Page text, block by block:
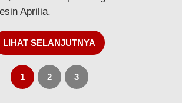
Aprilia.
LIHAT SELANJUTNYA
1 2 3